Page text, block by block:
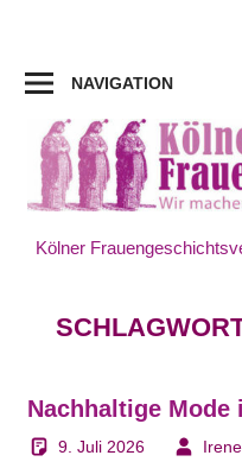
springen
NAVIGATION
Kölner
Nachhaltige Mode
9. Juli 2026